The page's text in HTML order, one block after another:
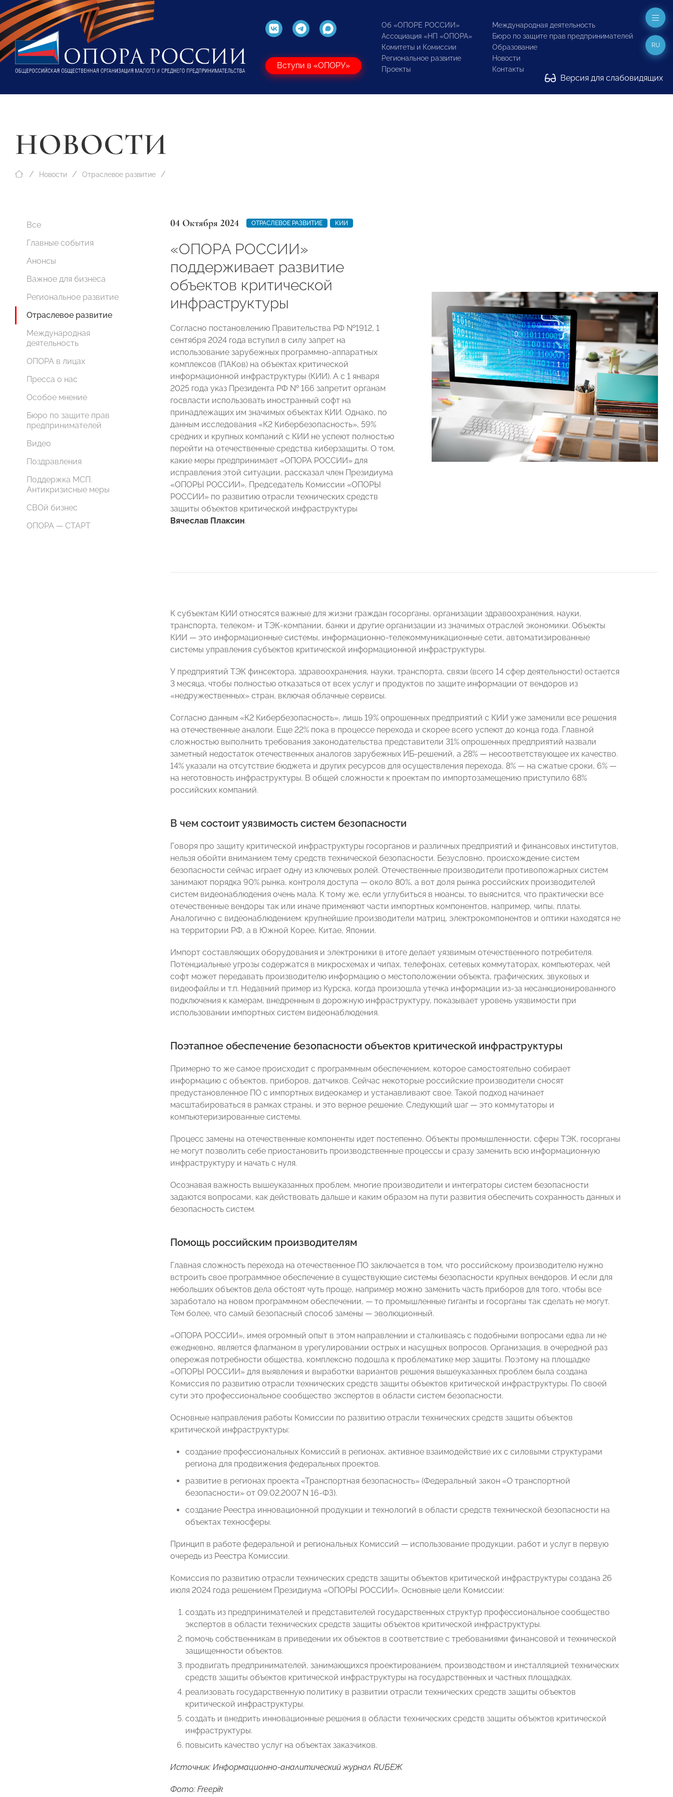
Вступи в «ОПОРУ»
Об «ОПОРЕ РОССИИ»
Ассоциация «НП «ОПОРА»
Комитеты и Комиссии
Региональное развитие
Проекты
Международная деятельность
Бюро по защите прав предпринимателей
Образование
Новости
Контакты
Версия для слабовидящих
RU
НОВОСТИ
Новости Отраслевое развитие
Все
Главные события
Анонсы
Важное для бизнеса
Региональное развитие
Отраслевое развитие
Международная
деятельность
ОПОРА в лицах
Пресса о нас
Особое мнение
Бюро по защите прав
предпринимателей
Видео
Поздравления
Поддержка МСП.
Антикризисные меры
СВОй бизнес
ОПОРА — СТАРТ
04 Октября 2024 ОТРАСЛЕВОЕ РАЗВИТИЕ КИИ
«ОПОРА РОССИИ»
поддерживает развитие
объектов критической
инфраструктуры
Согласно постановлению Правительства РФ №1912, 1
сентября 2024 года вступил в силу запрет на
использование зарубежных программно-аппаратных
комплексов (ПАКов) на объектах критической
информационной инфраструктуры (КИИ). А с 1 января
2025 года указ Президента РФ № 166 запретит органам
госвласти использовать иностранный софт на
принадлежащих им значимых объектах КИИ. Однако, по
данным исследования «К2 Кибербезопасность», 59%
средних и крупных компаний c КИИ не успеют полностью
перейти на отечественные средства киберзащиты. О том,
какие меры предпринимает «ОПОРА РОССИИ» для
исправления этой ситуации, рассказал член Президиума
«ОПОРЫ РОССИИ», Председатель Комиссии «ОПОРЫ
РОССИИ» по развитию отрасли технических средств
защиты объектов критической инфраструктуры
Вячеслав Плаксин.
К субъектам КИИ относятся важные для жизни граждан госорганы, организации здравоохранения, науки,
транспорта, телеком- и ТЭК-компании, банки и другие организации из значимых отраслей экономики. Объекты
КИИ — это информационные системы, информационно-телекоммуникационные сети, автоматизированные
системы управления субъектов критической информационной инфраструктуры.
У предприятий ТЭК финсектора, здравоохранения, науки, транспорта, связи (всего 14 сфер деятельности) остается
3 месяца, чтобы полностью отказаться от всех услуг и продуктов по защите информации от вендоров из
«недружественных» стран, включая облачные сервисы.
Согласно данным «К2 Кибербезопасность», лишь 19% опрошенных предприятий с КИИ уже заменили все решения
на отечественные аналоги. Еще 22% пока в процессе перехода и скорее всего успеют до конца года. Главной
сложностью выполнить требования законодательства представители 31% опрошенных предприятий назвали
заметный недостаток отечественных аналогов зарубежных ИБ-решений, а 28% — несоответствующее их качество.
14% указали на отсутствие бюджета и других ресурсов для осуществления перехода, 8% — на сжатые сроки, 6% —
на неготовность инфраструктуры. В общей сложности к проектам по импортозамещению приступило 68%
российских компаний.
В чем состоит уязвимость систем безопасности
Говоря про защиту критической инфраструктуры госорганов и различных предприятий и финансовых институтов,
нельзя обойти вниманием тему средств технической безопасности. Безусловно, происхождение систем
безопасности сейчас играет одну из ключевых ролей. Отечественные производители противопожарных систем
занимают порядка 90% рынка, контроля доступа — около 80%, а вот доля рынка российских производителей
систем видеонаблюдения очень мала. К тому же, если углубиться в нюансы, то выяснится, что практически все
отечественные вендоры так или иначе применяют части импортных компонентов, например, чипы, платы.
Аналогично с видеонаблюдением: крупнейшие производители матриц, электрокомпонентов и оптики находятся не
на территории РФ, а в Южной Корее, Китае, Японии.
Импорт составляющих оборудования и электроники в итоге делает уязвимым отечественного потребителя.
Потенциальные угрозы содержатся в микросхемах и чипах, телефонах, сетевых коммутаторах, компьютерах, чей
софт может передавать производителю информацию о местоположении объекта, графических, звуковых и
видеофайлы и т.п. Недавний пример из Курска, когда произошла утечка информации из-за несанкционированного
подключения к камерам, внедренным в дорожную инфраструктуру, показывает уровень уязвимости при
использовании импортных систем видеонаблюдения.
Поэтапное обеспечение безопасности объектов критической инфраструктуры
Примерно то же самое происходит с программным обеспечением, которое самостоятельно собирает
информацию с объектов, приборов, датчиков. Сейчас некоторые российские производители сносят
предустановленное ПО с импортных видеокамер и устанавливают свое. Такой подход начинает
масштабироваться в рамках страны, и это верное решение. Следующий шаг — это коммутаторы и
компьютеризированные системы.
Процесс замены на отечественные компоненты идет постепенно. Объекты промышленности, сферы ТЭК, госорганы
не могут позволить себе приостановить производственные процессы и сразу заменить всю информационную
инфраструктуру и начать с нуля.
Осознавая важность вышеуказанных проблем, многие производители и интеграторы систем безопасности
задаются вопросами, как действовать дальше и каким образом на пути развития обеспечить сохранность данных и
безопасность систем.
Помощь российским производителям
Главная сложность перехода на отечественное ПО заключается в том, что российскому производителю нужно
встроить свое программное обеспечение в существующие системы безопасности крупных вендоров. И если для
небольших объектов дела обстоят чуть проще, например можно заменить часть приборов для того, чтобы все
заработало на новом программном обеспечении, — то промышленные гиганты и госорганы так сделать не могут.
Тем более, что самый безопасный способ замены — эволюционный.
«ОПОРА РОССИИ», имея огромный опыт в этом направлении и сталкиваясь с подобными вопросами едва ли не
ежедневно, является флагманом в урегулировании острых и насущных вопросов. Организация, в очередной раз
опережая потребности общества, комплексно подошла к проблематике мер защиты. Поэтому на площадке
«ОПОРЫ РОССИИ» для выявления и выработки вариантов решения вышеуказанных проблем была создана
Комиссия по развитию отрасли технических средств защиты объектов критической инфраструктуры. По своей
сути это профессиональное сообщество экспертов в области систем безопасности.
Основные направления работы Комиссии по развитию отрасли технических средств защиты объектов
критической инфраструктуры:
создание профессиональных Комиссий в регионах, активное взаимодействие их с силовыми структурами
региона для продвижения федеральных проектов.
развитие в регионах проекта «Транспортная безопасность» (Федеральный закон «О транспортной
безопасности» от 09.02.2007 N 16-ФЗ).
создание Реестра инновационной продукции и технологий в области средств технической безопасности на
объектах техносферы.
Принцип в работе федеральной и региональных Комиссий — использование продукции, работ и услуг в первую
очередь из Реестра Комиссии.
Комиссия по развитию отрасли технических средств защиты объектов критической инфраструктуры создана 26
июля 2024 года решением Президиума «ОПОРЫ РОССИИ». Основные цели Комиссии:
создать из предпринимателей и представителей государственных структур профессиональное сообщество
экспертов в области технических средств защиты объектов критической инфраструктуры.
помочь собственникам в приведении их объектов в соответствие с требованиями финансовой и технической
защищенности объектов.
продвигать предпринимателей, занимающихся проектированием, производством и инсталляцией технических
средств защиты объектов критической инфраструктуры на государственных и частных площадках.
реализовать государственную политику в развитии отрасли технических средств защиты объектов
критической инфраструктуры.
создать и внедрить инновационные решения в области технических средств защиты объектов критической
инфраструктуры.
повысить качество услуг на объектах заказчиков.
Источник: Информационно-аналитический журнал RUБЕЖ
Фото: Freepik